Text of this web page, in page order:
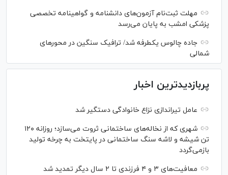
مهلت ثبت‌نام آزمون‌های دانشنامه و گواهینامه تخصصی
پزشکی امشب به پایان می‌رسد
جاده چالوس یکطرفه شد/ ترافیک سنگین در محورهای
شمالی
پربازدیدترین اخبار
عامل تیراندازی نزاع خانوادگی دستگیر شد
شهری که از نخاله‌های ساختمانی ثروت می‌سازد؛ روزانه ۱۲۰
تن شیشه و لاشه سنگ ساختمانی در پایتخت به چرخه تولید
بازمی‌گردد
معافیت‌های ۳ و ۴ فرزندی تا ۲ سال دیگر تمدید شد